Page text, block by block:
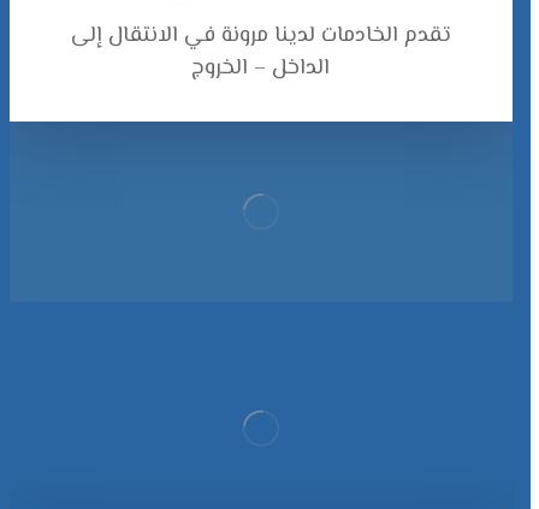
تقدم الخادمات لدينا مرونة في الانتقال إلى
الداخل – الخروج